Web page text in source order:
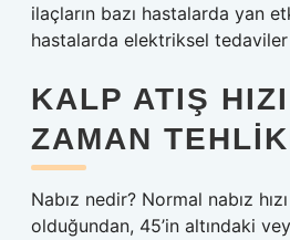
ilaçların bazı hastalarda yan
hastalarda elektriksel tedaviler
KALP ATIŞ
ZAMAN
Nabız nedir? Normal nabız
olduğundan, 45’in altındaki